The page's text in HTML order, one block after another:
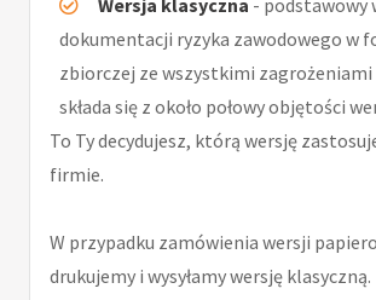
Wersja klasyczna - podstawowy
dokumentacji ryzyka zawodowego w
zbiorczej ze wszystkimi zagrożeniami
składa się z około połowy objętości
To Ty decydujesz, którą wersję
firmie.
W przypadku zamówienia wersji
drukujemy i wysyłamy wersję klasyczną.